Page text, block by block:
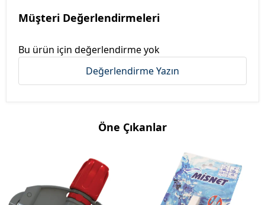
Müşteri Değerlendirmeleri
Bu ürün için değerlendirme yok
Değerlendirme Yazın
Öne Çıkanlar